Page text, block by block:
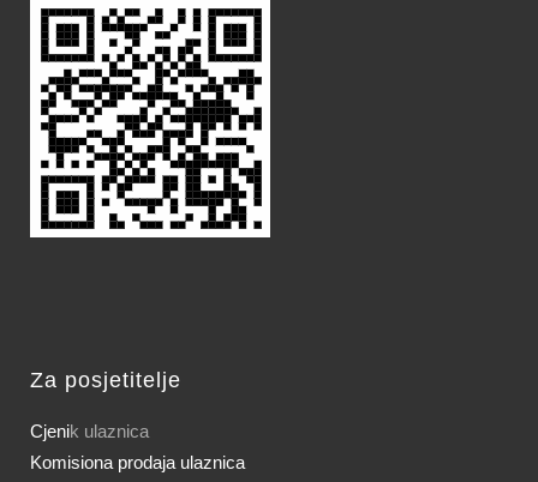
Za posjetitelje
Cjenik ulaznica
Komisiona prodaja ulaznica